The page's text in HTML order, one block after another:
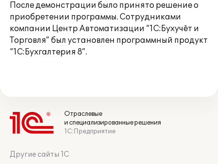
После демонстрации было принято решение о
приобретении программы. Сотрудниками
компании Центр Автоматизации “1C:Бухучёт и
Торговля” был установлен программный продукт
“1С:Бухгалтерия 8”.
Отраслевые
и специализированные решения
1С:Предприятие
Другие сайты 1С